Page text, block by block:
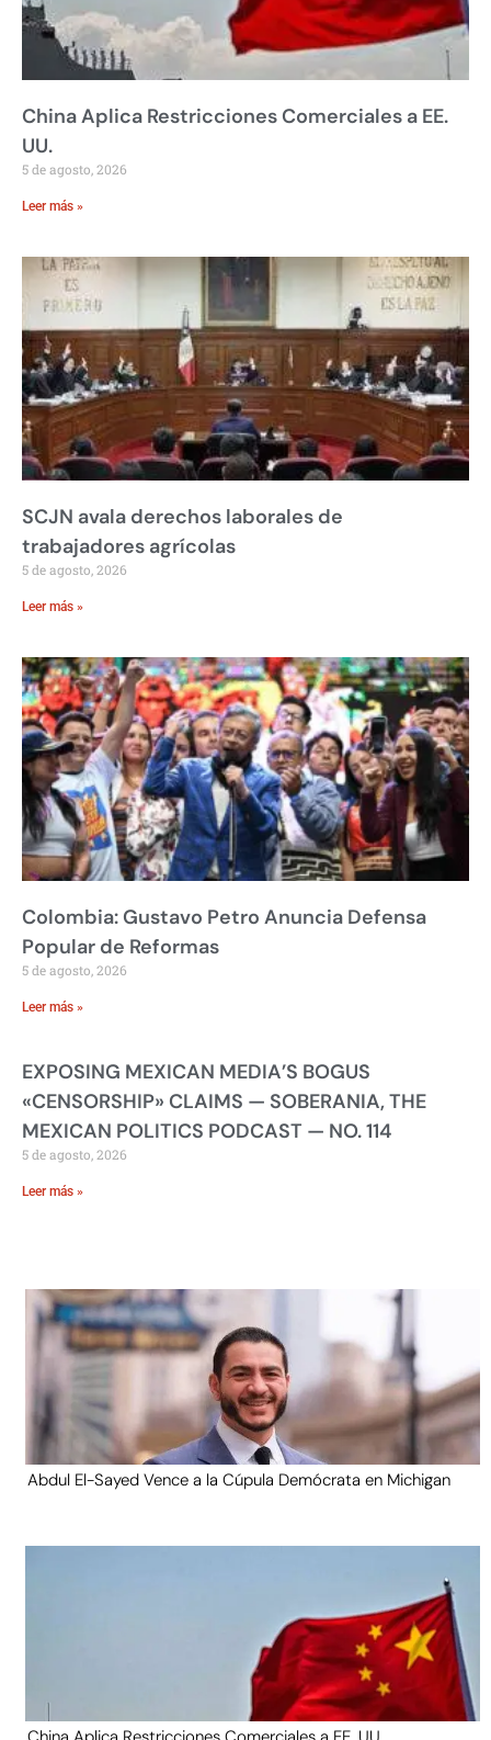
China Aplica Restricciones Comerciales a EE.
UU.
5 de agosto, 2026
Leer más »
SCJN avala derechos laborales de
trabajadores agrícolas
5 de agosto, 2026
Leer más »
Colombia: Gustavo Petro Anuncia Defensa
Popular de Reformas
5 de agosto, 2026
Leer más »
EXPOSING MEXICAN MEDIA’S BOGUS
«CENSORSHIP» CLAIMS — SOBERANIA, THE
MEXICAN POLITICS PODCAST — NO. 114
5 de agosto, 2026
Leer más »
Abdul El-Sayed Vence a la Cúpula Demócrata en Michigan